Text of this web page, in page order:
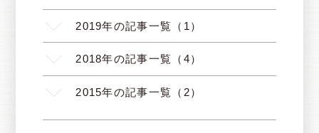
2019年の記事一覧（1）
2018年の記事一覧（4）
2015年の記事一覧（2）